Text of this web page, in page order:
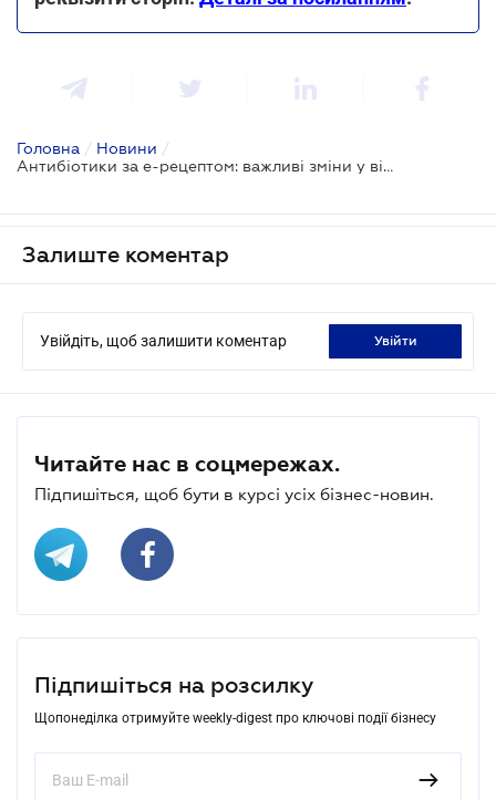
Головна / Новини /
Антибіотики за е-рецептом: важливі зміни у відпуску антибактеріальних препаратів
Залиште коментар
Увійдіть, щоб залишити коментар увійти
Читайте нас в соцмережах.
Підпишіться, щоб бути в курсі усіх бізнес-новин.
Підпишіться на розсилку
Щопонеділка отримуйте weekly-digest про ключові події бізнесу